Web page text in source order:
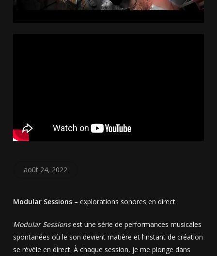
août 24, 2022
Modular Sessions– explorations sonores en direct
Modular Sessionsest une série de performances musicales
spontanées où le son devient matière et l’instant de création
se révèle en direct. À chaque session, je me plonge dans